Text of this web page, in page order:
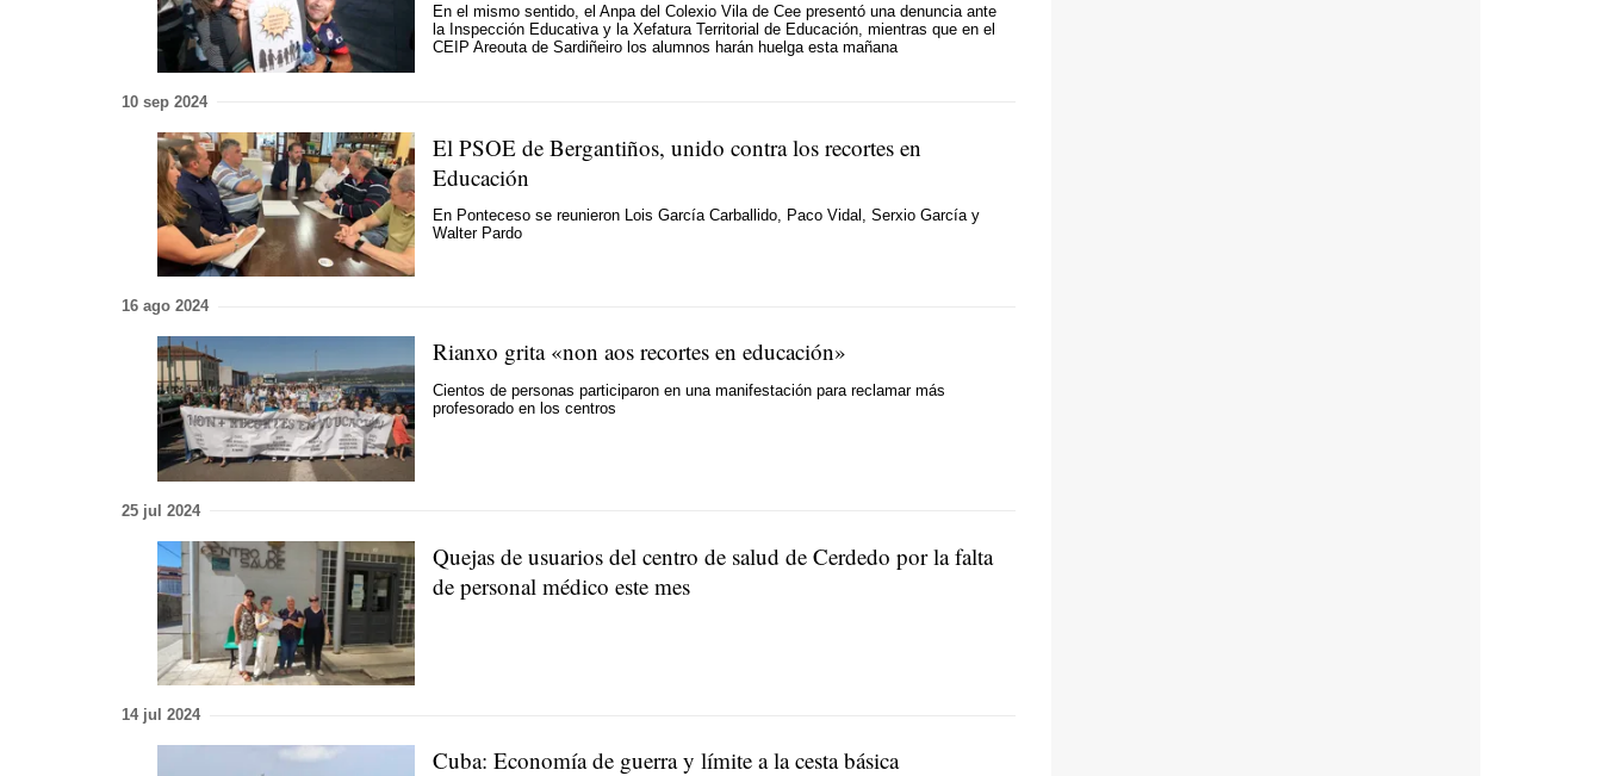
En el mismo sentido, el Anpa del Colexio Vila de Cee presentó una denuncia ante
la Inspección Educativa y la Xefatura Territorial de Educación, mientras que en el
CEIP Areouta de Sardiñeiro los alumnos harán huelga esta mañana
10 sep 2024
El PSOE de Bergantiños, unido contra los recortes en
Educación
En Ponteceso se reunieron Lois García Carballido, Paco Vidal, Serxio García y
Walter Pardo
16 ago 2024
Rianxo grita «non aos recortes en educación»
Cientos de personas participaron en una manifestación para reclamar más
profesorado en los centros
25 jul 2024
Quejas de usuarios del centro de salud de Cerdedo por la falta
de personal médico este mes
14 jul 2024
Cuba: Economía de guerra y límite a la cesta básica